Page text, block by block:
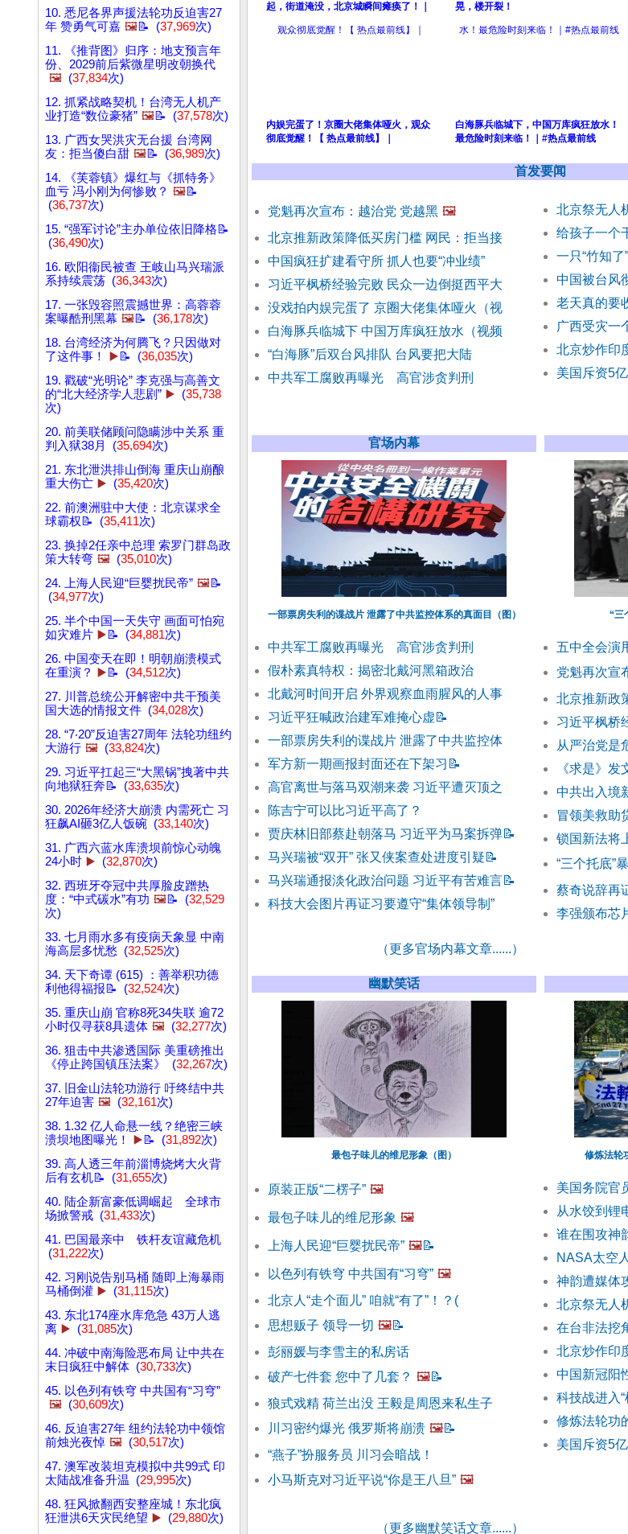
10. 悉尼各界声援法轮功反迫害27
年 赞勇气可嘉 🖼️📝 (37,969次)
11. 《推背图》归序：地支预言年
份、2029前后紫微星明改朝换代
🖼️ (37,834次)
12. 抓紧战略契机！台湾无人机产
业打造“数位豪猪” 🖼️📝 (37,578次)
13. 广西女哭洪灾无台援 台湾网
友：拒当傻白甜 🖼️📝 (36,989次)
14. 《芙蓉镇》爆红与《抓特务》
血亏 冯小刚为何惨败？ 🖼️📝
(36,737次)
15. “强军讨论”主办单位依旧降格📝
(36,490次)
16. 欧阳衞民被查 王岐山马兴瑞派
系持续震荡 (36,343次)
17. 一张毁容照震撼世界：高蓉蓉
案曝酷刑黑幕 🖼️📝 (36,178次)
18. 台湾经济为何腾飞？只因做对
了这件事！
▶️📝 (36,035次)
19. 戳破“光明论” 李克强与高善文
的“北大经济学人悲剧” ▶️ (35,738
次)
20. 前美联储顾问隐瞒涉中关系 重
判入狱38月 (35,694次)
21. 东北泄洪排山倒海 重庆山崩酿
重大伤亡 ▶️ (35,420次)
22. 前澳洲驻中大使：北京谋求全
球霸权📝 (35,411次)
23. 换掉2任亲中总理 索罗门群岛政
策大转弯 🖼️ (35,010次)
24. 上海人民迎“巨婴扰民帝” 🖼️📝
(34,977次)
25. 半个中国一天失守 画面可怕宛
如灾难片 ▶️📝 (34,881次)
26. 中国变天在即！明朝崩溃模式
在重演？
▶️📝 (34,512次)
27. 川普总统公开解密中共干预美
国大选的情报文件 (34,028次)
28. “7‧20”反迫害27周年 法轮功纽约
大游行 🖼️ (33,824次)
29. 习近平扛起三“大黑锅”拽著中共
向地狱狂奔📝 (33,635次)
30. 2026年经济大崩溃 内需死亡 习
狂飙AI砸3亿人饭碗 (33,140次)
31. 广西六蓝水库溃坝前惊心动魄
24小时 ▶️ (32,870次)
32. 西班牙夺冠中共厚脸皮蹭热
度：“中式碳水”有功 🖼️📝 (32,529
次)
33. 七月雨水多有疫病天象显 中南
海高层多忧愁 (32,525次)
34. 天下奇谭 (615) ：善举积功德
利他得福报📝 (32,524次)
35. 重庆山崩 官称8死34失联 逾72
小时仅寻获8具遗体 🖼️ (32,277次)
36. 狙击中共渗透国际 美重磅推出
《停止跨国镇压法案》 (32,267次)
37. 旧金山法轮功游行 吁终结中共
27年迫害 🖼️ (32,161次)
38. 1.32 亿人命悬一线？绝密三峡
溃坝地图曝光！
▶️📝 (31,892次)
39. 高人透三年前淄博烧烤大火背
后有玄机📝 (31,655次)
40. 陆企新富豪低调崛起 全球市
场掀警戒 (31,433次)
41. 巴国最亲中 铁杆友谊藏危机
(31,222次)
42. 习刚说告别马桶 随即上海暴雨
马桶倒灌 ▶️ (31,115次)
43. 东北174座水库危急 43万人逃
离 ▶️ (31,085次)
44. 冲破中南海险恶布局 让中共在
末日疯狂中解体 (30,733次)
45. 以色列有铁穹 中共国有“习穹”
🖼️ (30,609次)
46. 反迫害27年 纽约法轮功中领馆
前烛光夜悼 🖼️ (30,517次)
47. 澳军改装坦克模拟中共99式 印
太陆战准备升温 (29,995次)
48. 狂风掀翻西安整座城！东北疯
狂泄洪6天灾民绝望 ▶️ (29,880次)
起，街道淹没，北京城瞬间瘫痪了！｜
晃，楼开裂！
内娱完蛋了！京圈大佬集体哑火，观众
彻底觉醒！【 热点最前线】｜
白海豚兵临城下，中国万库疯狂放水！
最危险时刻来临！｜#热点最前线
首发要闻
党魁再次宣布：越治党 党越黑 🖼️
北京推新政策降低买房门槛 网民：拒当接
中国疯狂扩建看守所 抓人也要“冲业绩”
习近平枫桥经验完败 民众一边倒挺西平大
没戏拍内娱完蛋了 京圈大佬集体哑火（视
白海豚兵临城下 中国万库疯狂放水（视频
“白海豚”后双台风排队 台风要把大陆
中共军工腐败再曝光 高官涉贪判刑
北京祭无人
给孩子一个
一只“竹知
中国被台风
老天真的要
广西受灾一
北京炒作印
美国斥资5
官场内幕
一部票房失利的谍战片 泄露了中共监控体系的真面目（图）
中共军工腐败再曝光 高官涉贪判刑
假朴素真特权：揭密北戴河黑箱政治
北戴河时间开启 外界观察血雨腥风的人事
习近平狂喊政治建军难掩心虚 📝
一部票房失利的谍战片 泄露了中共监控体
军方新一期画报封面还在下架习 📝
高官离世与落马双潮来袭 习近平遭灭顶之
陈吉宁可以比习近平高了？
贾庆林旧部蔡赴朝落马 习近平为马案拆弹📝
马兴瑞被“双开” 张又侠案查处进度引疑 📝
马兴瑞通报淡化政治问题 习近平有苦难言📝
科技大会图片再证习要遵守“集体领导制”
（更多官场内幕文章......）
“三
五中全会演
党魁再次宣
北京推新政
习近平枫桥
从严治党是
《求是》
中共出入境
冒领美救助
锁国新法将
“三个托底”
蔡奇说辞再
李强颁布芯
幽默笑话
最包子味儿的维尼形象（图）
原装正版“二楞子” 🖼️
最包子味儿的维尼形象 🖼️
上海人民迎“巨婴扰民帝” 🖼️📝
以色列有铁穹 中共国有“习穹” 🖼️
北京人“走个面儿” 咱就“有了”！？(
思想贩子 领导一切 🖼️📝
彭丽媛与李雪主的私房话
破产七件套 您中了几套？ 🖼️📝
狼式戏精 荷兰出没 王毅是周恩来私生子
川习密约爆光 俄罗斯将崩溃 🖼️📝
“燕子”扮服务员 川习会暗战！
小马斯克对习近平说“你是王八旦” 🖼️
（更多幽默笑话文章......）
修炼法轮
美国务院官
从水饺到锂
谁在围攻神
NASA太空
神韵遭媒体
北京祭无人
在台非法挖
北京炒作印
中国新冠阳
科技战进入
修炼法轮功
美国斥资5